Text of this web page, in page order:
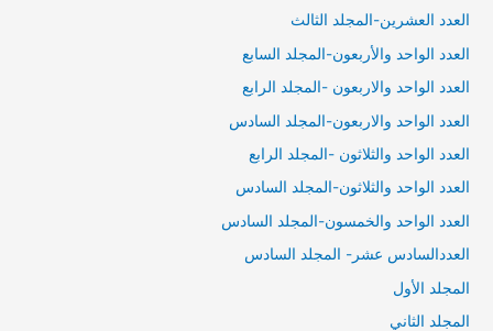
العدد العشرين-المجلد الثالث
العدد الواحد والأربعون-المجلد السابع
العدد الواحد والاربعون -المجلد الرابع
العدد الواحد والاربعون-المجلد السادس
العدد الواحد والثلاثون -المجلد الرابع
العدد الواحد والثلاثون-المجلد السادس
العدد الواحد والخمسون-المجلد السادس
العددالسادس عشر- المجلد السادس
المجلد الأول
المجلد الثاني